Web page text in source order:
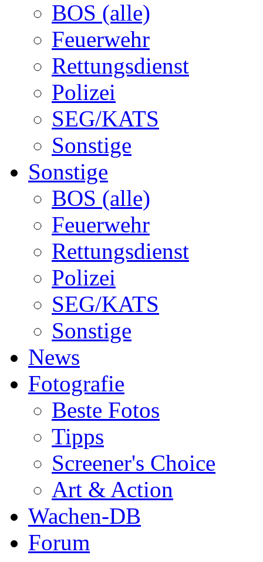
BOS (alle)
Feuerwehr
Rettungsdienst
Polizei
SEG/KATS
Sonstige
Sonstige
BOS (alle)
Feuerwehr
Rettungsdienst
Polizei
SEG/KATS
Sonstige
News
Fotografie
Beste Fotos
Tipps
Screener's Choice
Art & Action
Wachen-DB
Forum